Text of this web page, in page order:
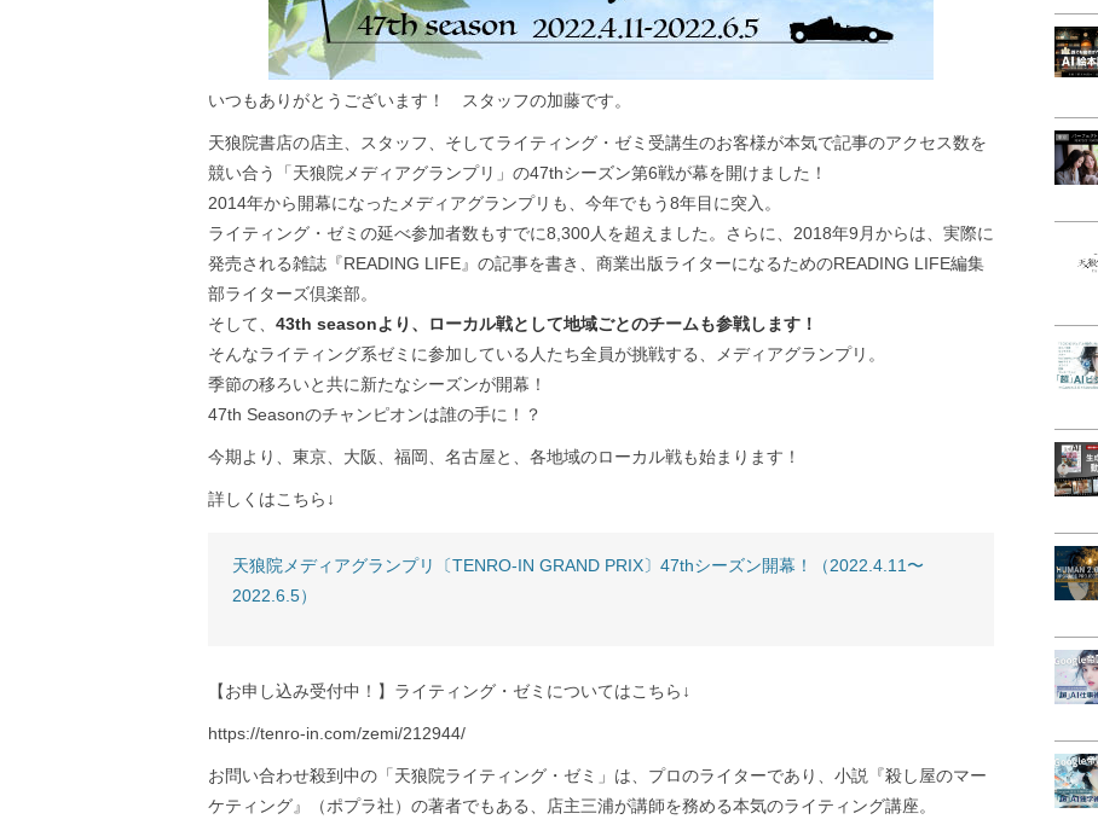
いつもありがとうございます！ スタッフの加藤です。
天狼院書店の店主、スタッフ、そしてライティング・ゼミ受講生のお客様が本気で記事のアクセス数を
競い合う「天狼院メディアグランプリ」の47thシーズン第6戦が幕を開けました！
2014年から開幕になったメディアグランプリも、今年でもう8年目に突入。
ライティング・ゼミの延べ参加者数もすでに8,300人を超えました。さらに、2018年9月からは、実際に
発売される雑誌『READING LIFE』の記事を書き、商業出版ライターになるためのREADING LIFE編集
部ライターズ倶楽部。
そして、 43th seasonより、ローカル戦として地域ごとのチームも参戦します！
そんなライティング系ゼミに参加している人たち全員が挑戦する、メディアグランプリ。
季節の移ろいと共に新たなシーズンが開幕！
47th Seasonのチャンピオンは誰の手に！？
今期より、東京、大阪、福岡、名古屋と、各地域のローカル戦も始まります！
詳しくはこちら↓
天狼院メディアグランプリ〔TENRO-IN GRAND PRIX〕47thシーズン開幕！（2022.4.11〜
2022.6.5）
【お申し込み受付中！】ライティング・ゼミについてはこちら↓
https://tenro-in.com/zemi/212944/
お問い合わせ殺到中の「天狼院ライティング・ゼミ」は、プロのライターであり、小説『殺し屋のマー
ケティング』（ポプラ社）の著者でもある、店主三浦が講師を務める本気のライティング講座。